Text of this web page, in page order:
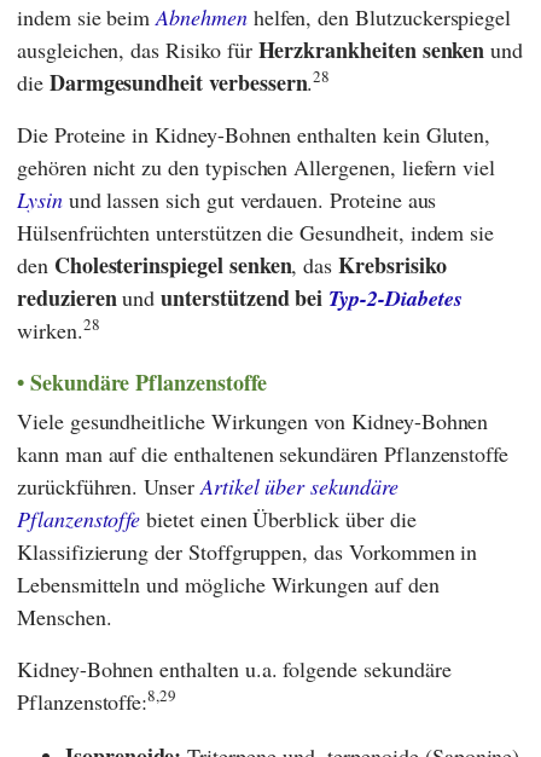
indem sie beimAbnehmenhelfen, den Blutzuckerspiegel
ausgleichen, das Risiko für Herzkrankheiten senken und
die Darmgesundheit verbessern.28
Die Proteine in Kidney-Bohnen enthalten kein Gluten,
gehören nicht zu den typischen Allergenen, liefern viel
Lysinund lassen sich gut verdauen. Proteine aus
Hülsenfrüchten unterstützen die Gesundheit, indem sie
den Cholesterinspiegel senken, dasKrebsrisiko
reduzierenund unterstützend bei Typ-2-Diabetes
wirken.28
Sekundäre Pflanzenstoffe
Viele gesundheitliche Wirkungen von Kidney-Bohnen
kann man auf die enthaltenen sekundären Pflanzenstoffe
zurückführen. UnserArtikel über sekundäre
Pflanzenstoffe bietet einen Überblick über die
Klassifizierung der Stoffgruppen, das Vorkommen in
Lebensmitteln und mögliche Wirkungen auf den
Menschen.
Kidney-Bohnen enthalten u.a. folgende sekundäre
Pflanzenstoffe:8,29